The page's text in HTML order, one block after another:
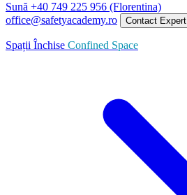
Sună +40 749 225 956 (Florentina)
office@safetyacademy.ro
Contact Expert
Spații Închise Confined Space